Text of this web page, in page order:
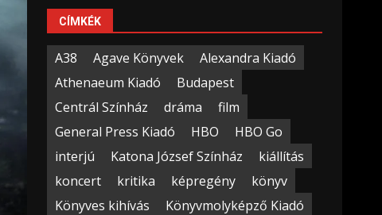
CÍMKÉK
A38 Agave Könyvek
Alexandra Kiadó
Athenaeum Kiadó
Budapest
Centrál Színház
dráma
film
General Press Kiadó
HBO
HBO Go
interjú
Katona József Színház
kiállítás
koncert
kritika képregény
könyv
Könyves kihívás
Könyvmolyképző Kiadó